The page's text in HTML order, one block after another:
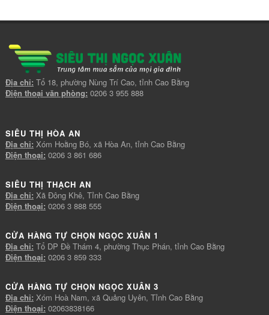
Địa chỉ: Tổ 18, phường Nùng Trí Cao, tỉnh Cao Bằng
Điện thoại văn phòng: 0206 3 955 888
SIÊU THỊ HÒA AN
Địa chỉ: Xóm Hoằng Bó, xã Hòa An, tỉnh Cao Bằng
Điện thoại: 0206 3 861 686
SIÊU THỊ THẠCH AN
Địa chỉ: Xã Đông Khê, Tỉnh Cao Bằng
Điện thoại: 0206 3 888 555
CỬA HÀNG TỰ CHỌN NGỌC XUÂN 1
Địa chỉ: Tổ DP Đề Thám 4, phường Thục Phán, tỉnh Cao Bằng
Điện thoại: 0206 3 859 333
CỬA HÀNG TỰ CHỌN NGỌC XUÂN 3
Địa chỉ: Xóm Hoà Nam, xã Quảng Uyên, Tỉnh Cao Bằng
Điện thoại: 02063838166